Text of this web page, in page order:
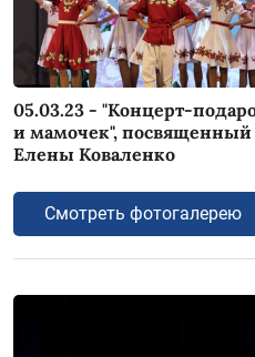
05.03.23 - "Концерт-
и мамочек",
Елены Коваленко
Смотреть фотогалерею